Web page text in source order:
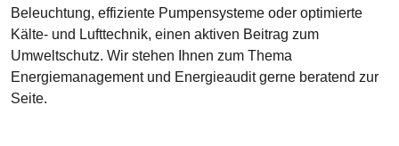
Beleuchtung, effiziente Pumpensysteme oder optimierte
Kälte- und Lufttechnik, einen aktiven Beitrag zum
Umweltschutz. Wir stehen Ihnen zum Thema
Energiemanagement und Energieaudit gerne beratend zur
Seite.